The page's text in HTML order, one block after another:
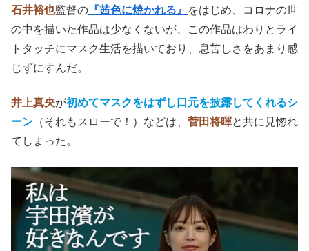
石井裕也監督の 『茜色に焼かれる』
をはじめ、コロナの世
の中を描いた作品は少なくないが、この作品はわりとライ
トタッチにマスク生活を描いており、息苦しさをあまり感
じずにすんだ。
井上真央が初めてマスクをはずし口元を披露してくれるシ
ーン （それもスローで！）などは、 菅田将暉と共に見惚れ
てしまった。